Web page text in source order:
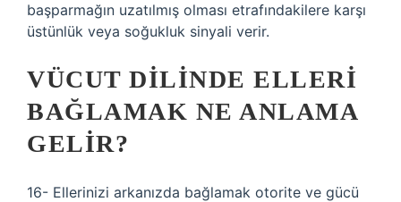
başparmağın uzatılmış olması etrafındakilere karşı
üstünlük veya soğukluk sinyali verir.
VÜCUT DILINDE ELLERI
BAĞLAMAK NE ANLAMA
GELIR?
16- Ellerinizi arkanızda bağlamak otorite ve gücü